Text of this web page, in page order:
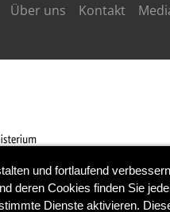
Über uns Kontakt
und fortlaufend
deren Cookies finden Sie
Dienste aktivieren.